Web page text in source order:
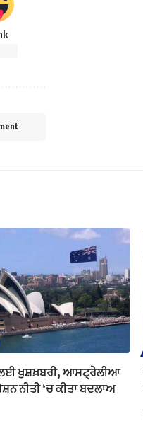
ਖੁਸ਼ਖ਼ਬਰੀ, ਆਸਟ੍ਰੇਲੀਆ
ਨੀਤੀ ‘ਚ ਕੀਤਾ ਬਦਲਾਅ